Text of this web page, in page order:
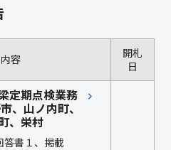
内容
開札
日
定期点検業務
、山ノ内町、
、栄村
書１、掲載